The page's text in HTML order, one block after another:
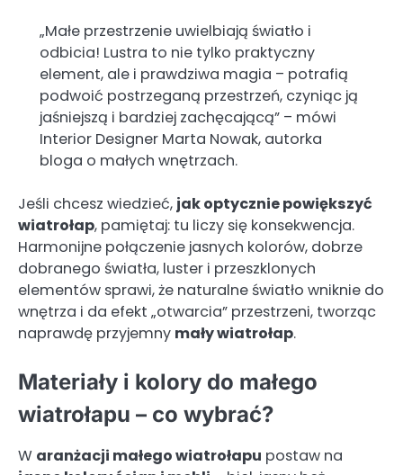
„Małe przestrzenie uwielbiają światło i
odbicia! Lustra to nie tylko praktyczny
element, ale i prawdziwa magia – potrafią
podwoić postrzeganą przestrzeń, czyniąc ją
jaśniejszą i bardziej zachęcającą” – mówi
Interior Designer Marta Nowak, autorka
bloga o małych wnętrzach.
Jeśli chcesz wiedzieć, jak optycznie powiększyć
wiatrołap, pamiętaj: tu liczy się konsekwencja.
Harmonijne połączenie jasnych kolorów, dobrze
dobranego światła, luster i przeszklonych
elementów sprawi, że naturalne światło wniknie do
wnętrza i da efekt „otwarcia” przestrzeni, tworząc
naprawdę przyjemny mały wiatrołap.
Materiały i kolory do małego
wiatrołapu – co wybrać?
W aranżacji małego wiatrołapu postaw na